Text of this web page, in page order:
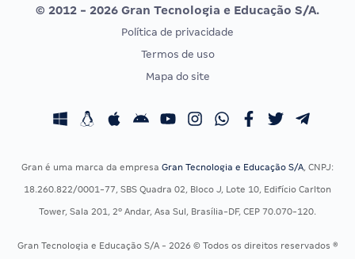
Vunesp
CONCURSOS POR PROFISSÃO
Concursos Fiscais
Concursos Saúde
Residência Multiprofissional
EXAME DE ORDEM
Calendário OAB
© 2012 - 2026 Gran Tecnologia e Educação S/A.
Política de privacidade
Termos de uso
Mapa do site
Gran é uma marca da empresa Gran Tecnologia e Educação S/A, CNPJ:
18.260.822/0001-77, SBS Quadra 02, Bloco J, Lote 10, Edifício Carlton
Tower, Sala 201, 2º Andar, Asa Sul, Brasília-DF, CEP 70.070-120.
Gran Tecnologia e Educação S/A - 2026 © Todos os direitos reservados ®